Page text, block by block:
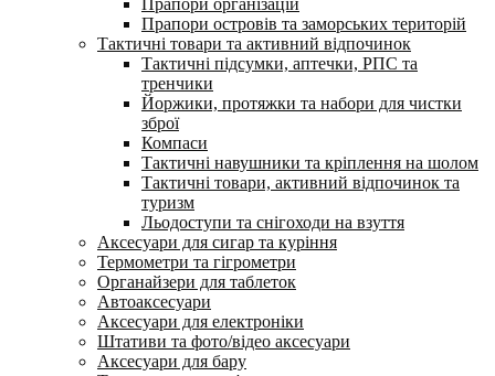
Прапори організацій
Прапори островів та заморських територій
Тактичні товари та активний відпочинок
Тактичні підсумки, аптечки, РПС та
тренчики
Йоржики, протяжки та набори для чистки
зброї
Компаси
Тактичні навушники та кріплення на шолом
Тактичні товари, активний відпочинок та
туризм
Льодоступи та снігоходи на взуття
Аксесуари для сигар та куріння
Термометри та гігрометри
Органайзери для таблеток
Автоаксесуари
Аксесуари для електроніки
Штативи та фото/відео аксесуари
Аксесуари для бару